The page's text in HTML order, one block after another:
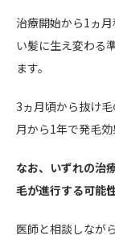
治療開始から1ヵ
い髪に生え変わる
ます。
3ヵ月頃から抜け
月から1年で発毛効
なお、いずれの治
毛が進行する可能
医師と相談しなが